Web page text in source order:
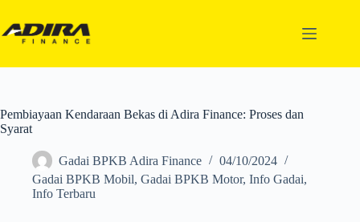
Pembiayaan Kendaraan Bekas di Adira Finance: Proses dan
Syarat
Gadai BPKB Adira Finance
04/10/2024
Gadai BPKB Mobil, Gadai BPKB Motor, Info Gadai,
Info Terbaru